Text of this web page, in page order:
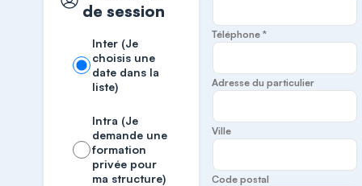
de session
Inter (Je
choisis une
date dans la
liste)
Intra (Je
demande une
formation
privée pour
ma structure)
Téléphone *
Adresse du particulier
Ville
Code postal